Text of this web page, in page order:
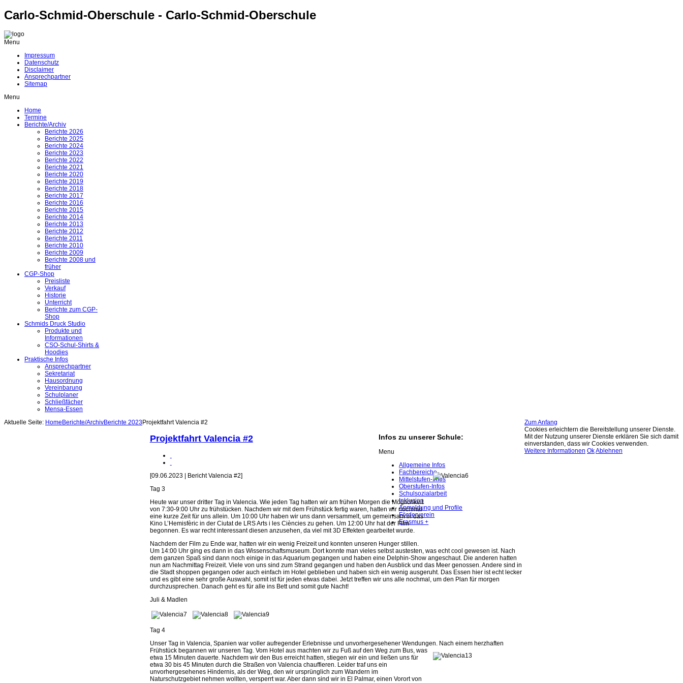
Carlo-Schmid-Oberschule - Carlo-Schmid-Oberschule
Menu
Impressum
Datenschutz
Disclaimer
Ansprechpartner
Sitemap
Menu
Home
Termine
Berichte/Archiv
Berichte 2026
Berichte 2025
Berichte 2024
Berichte 2023
Berichte 2022
Berichte 2021
Berichte 2020
Berichte 2019
Berichte 2018
Berichte 2017
Berichte 2016
Berichte 2015
Berichte 2014
Berichte 2013
Berichte 2012
Berichte 2011
Berichte 2010
Berichte 2009
Berichte 2008 und
früher
CGP-Shop
Preisliste
Verkauf
Historie
Unterricht
Berichte zum CGP-
Shop
Schmids Druck Studio
Produkte und
Informationen
CSO-Schul-Shirts &
Hoodies
Praktische Infos
Ansprechpartner
Sekretariat
Hausordnung
Vereinbarung
Schulplaner
Schließfächer
Mensa-Essen
Aktuelle Seite: Home Berichte/ArchivBerichte 2023Projektfahrt Valencia #2
Projektfahrt Valencia #2
[09.06.2023 | Bericht Valencia #2]
Tag 3
Heute war unser dritter Tag in Valencia. Wie jeden Tag hatten wir am frühen Morgen die Möglichkeit
von 7:30-9:00 Uhr zu frühstücken. Nachdem wir mit dem Frühstück fertig waren, hatten wir nochmal
eine kurze Zeit für uns allein. Um 10:00 Uhr haben wir uns dann versammelt, um gemeinsam in das
Kino L’Hemisfèric in der Ciutat de LRS Arts i les Ciències zu gehen. Um 12:00 Uhr hat der Film
begonnen. Es war recht interessant diesen anzusehen, da viel mit 3D Effekten gearbeitet wurde.
Nachdem der Film zu Ende war, hatten wir ein wenig Freizeit und konnten unseren Hunger stillen.
Um 14:00 Uhr ging es dann in das Wissenschaftsmuseum. Dort konnte man vieles selbst austesten, was echt cool gewesen ist. Nach
dem ganzen Spaß sind dann noch einige in das Aquarium gegangen und haben eine Delphin-Show angeschaut. Die anderen hatten
nun am Nachmittag Freizeit. Viele von uns sind zum Strand gegangen und haben den Ausblick und das Meer genossen. Andere sind in
die Stadt shoppen gegangen oder auch einfach im Hotel geblieben und haben sich ein wenig ausgeruht. Das Essen hier ist echt lecker
und es gibt eine sehr große Auswahl, somit ist für jeden etwas dabei. Jetzt treffen wir uns alle nochmal, um den Plan für morgen
durchzusprechen. Danach geht es für alle ins Bett und somit gute Nacht!
Juli & Madlen
Tag 4
Unser Tag in Valencia, Spanien war voller aufregender Erlebnisse und unvorhergesehener Wendungen. Nach einem herzhaften
Frühstück begannen wir unseren Tag. Vom Hotel aus machten wir zu Fuß auf den Weg zum Bus, was
etwa 15 Minuten dauerte. Nachdem wir den Bus erreicht hatten, stiegen wir ein und ließen uns für
etwa 30 bis 45 Minuten durch die Straßen von Valencia chauffieren. Leider traf uns ein
unvorhergesehenes Hindernis, als der Weg, den wir ursprünglich zum Wandern im
Naturschutzgebiet nehmen wollten, versperrt war. Aber dann sind wir in El Palmar, einen Vorort von
Infos zu unserer Schule:
Menu
Allgemeine Infos
Fachbereiche
Mittelstufen-Infos
Oberstufen-Infos
Schulsozialarbeit
Inklusion
Anmeldung und Profile
Förderverein
Erasmus +
Zum Anfang
Cookies erleichtern die Bereitstellung unserer Dienste.
Mit der Nutzung unserer Dienste erklären Sie sich damit
einverstanden, dass wir Cookies verwenden.
Weitere Informationen OkAblehnen